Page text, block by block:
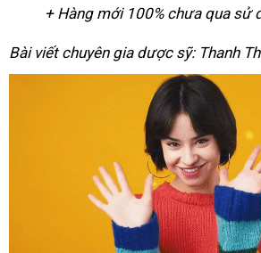
+ Hàng mới 100% chưa qua sử
Bài viết chuyên gia dược sỹ: Thanh